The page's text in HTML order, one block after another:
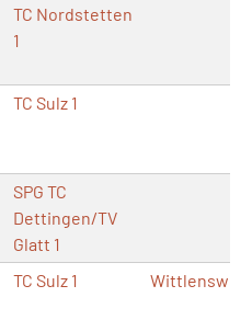
TC Nordstetten
1
TC Sulz 1
SPG TC
Dettingen/TV
Glatt 1
TC Sulz 1